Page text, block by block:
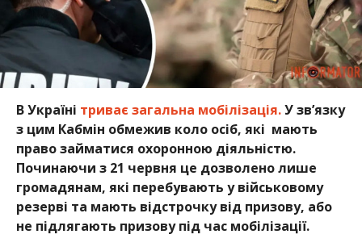
В Україні триває загальна мобілізація.У зв’язку
з цим Кабмін обмежив коло осіб, які мають
право займатися охоронною діяльністю.
Починаючи з 21 червня це дозволено лише
громадянам, які перебувають у військовому
резерві та мають відстрочку від призову, або
не підлягають призову під час мобілізації.